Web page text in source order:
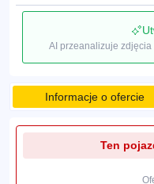
AI przeanalizuje
Informacje o ofercie
Ten